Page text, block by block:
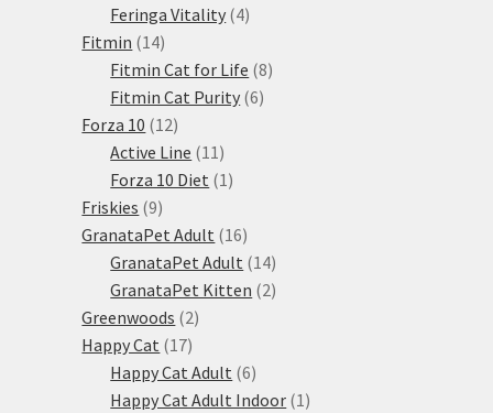
produkty
Feringa Vitality 44
Fitmin 1414
produktů
Fitmin Cat for Life 88
Fitmin Cat Purity 66
Forza 10 1212
produktů
Active Line 11 11
produktů
Forza 10 Diet 1 1
Friskies 99
produktů
GranataPet Adult 1616
produktů
GranataPet Adult 1414
produktů
GranataPet Kitten 22
Greenwoods 22
Happy Cat 1717
produktů
Happy Cat Adult 66
produktů
Happy Cat Adult Indoor 1 1